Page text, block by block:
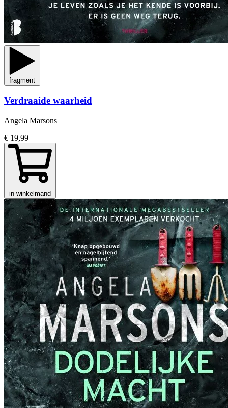
fragment
Verdraaide waarheid
Angela Marsons
€ 19,99
in winkelmand